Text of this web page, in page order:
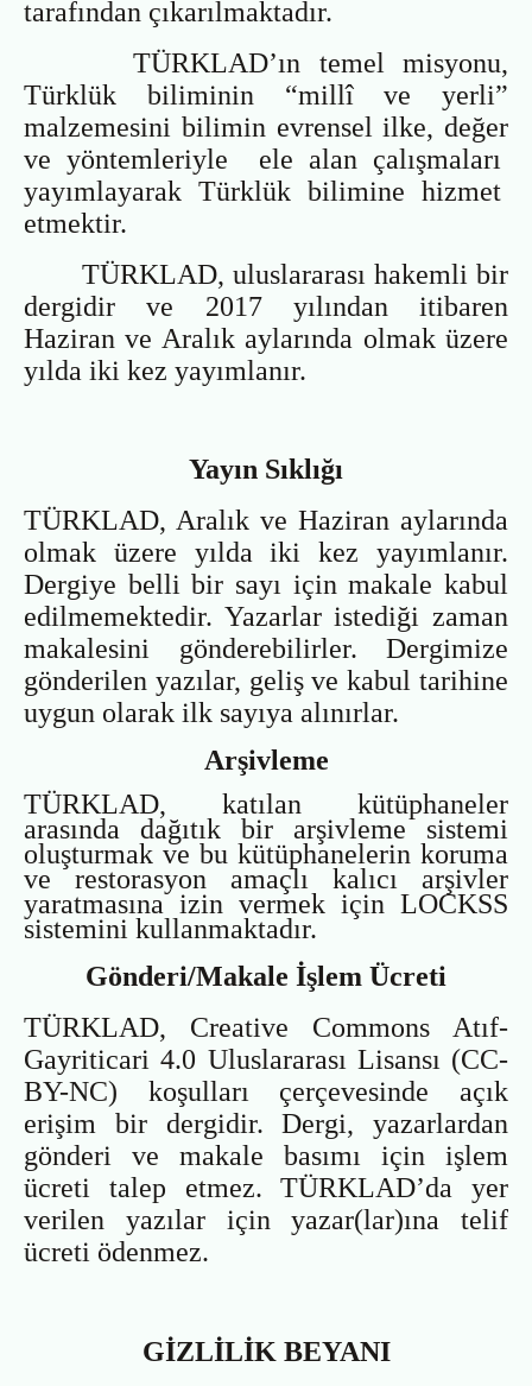
tarafından çıkarılmaktadır.
TÜRKLAD’ın temel misyonu,
Türklük biliminin “millî ve yerli”
malzemesini bilimin evrensel ilke, değer
ve yöntemleriyle ele alan çalışmaları
yayımlayarak Türklük bilimine hizmet
etmektir.
TÜRKLAD, uluslararası hakemli bir
dergidir ve 2017 yılından itibaren
Haziran ve Aralık aylarında olmak üzere
yılda iki kez yayımlanır.
Yayın Sıklığı
TÜRKLAD, Aralık ve Haziran aylarında
olmak üzere yılda iki kez yayımlanır.
Dergiye belli bir sayı için makale kabul
edilmemektedir. Yazarlar istediği zaman
makalesini gönderebilirler. Dergimize
gönderilen yazılar, geliş ve kabul tarihine
uygun olarak ilk sayıya alınırlar.
Arşivleme
TÜRKLAD, katılan kütüphaneler
arasında dağıtık bir arşivleme sistemi
oluşturmak ve bu kütüphanelerin koruma
ve restorasyon amaçlı kalıcı arşivler
yaratmasına izin vermek için LOCKSS
sistemini kullanmaktadır.
Gönderi/Makale İşlem Ücreti
TÜRKLAD, Creative Commons Atıf-
Gayriticari 4.0 Uluslararası Lisansı (CC-
BY-NC) koşulları çerçevesinde açık
erişim bir dergidir. Dergi, yazarlardan
gönderi ve makale basımı için işlem
ücreti talep etmez. TÜRKLAD’da yer
verilen yazılar için yazar(lar)ına telif
ücreti ödenmez.
GİZLİLİK BEYANI